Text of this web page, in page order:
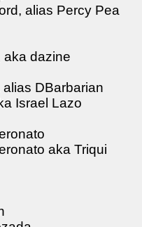
alias Percy Pea
aka dazine
DBarbarian
Israel Lazo
aka Triqui